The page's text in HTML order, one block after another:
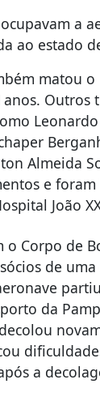
a
ao estado
matou
Outros
Almeida
e foram
João
o Corpo de
de
da
a